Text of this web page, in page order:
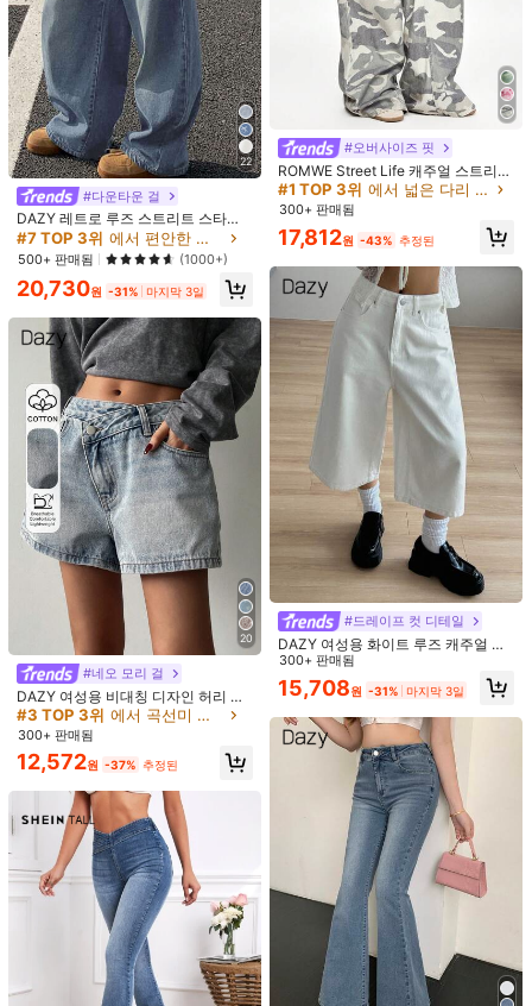
S***C 색: 라이트 워시 / 사이즈: 30
Iloved .Super recomended
도움이 됨
k***5 색: 라이트 워시 / 사이즈: 27
Materialsoftnnosmellandsize largeforme . Maybeis the
cuttingIguess.Beautifulpants
👖👍👍👍👍👍👍👍👍👍👍👍👍👍
👍👍👍👍👍👍👍👍👍👍👍👍👍👍
도움이 됨
신장 :175.0 가슴 둘레 : 88.0 허리 둘레 : 62.0 엉덩이 둘레 :91.0
제품 세부 정보
소재:
데님
구성:
60% 면, 25% 폴리에스터, 15% 비스코스
원단의 탄력성:
논 스트레치
더 보기
Breezaya
4.86 617K 팔로워
4.86
617K 팔로워
j***2
하루 전에지불됨
a***y
10분 전에
4.86 617K 팔로워
4.86 617K 팔로워
4.86 617K 팔로워
4.86 617K 팔로워
최근 9.6M개 판매됨 4.7M 재구매 팔로워 급증 18%
이 상점은 「부티크 트렌디」 로 선정되었습니다
팔로잉 모든 항목
4,930 원 원 21,990
마음에 드실 거예요.
22
#다운타운 걸
DAZY 레트로 루즈 스트리트 스타일
워싱 표백 와이드 레그 여성용 배기 청
바지 스쿨
#7 TOP 3위 에서 편안한 여성 데님
500+ 판매됨 (1000+)
20,730원 -31% 마지막 3일
20
#네오 모리 걸
DAZY 여성용 비대칭 디자인 허리 데
님 반바지 Y2k
#3 TOP 3위 에서 곡선미 여성 데님
300+ 판매됨
12,572원 -37% 추정된
#오버사이즈 핏
ROMWE Street Life 캐주얼 스트리트
스타일 커프스 허리 디자인 루즈 와이
드 레그 카모플라주 청바지
#1 TOP 3위 에서 넓은 다리 데님 팬츠
300+ 판매됨
17,812원 -43% 추정된
#드레이프 컷 디테일
DAZY 여성용 화이트 루즈 캐주얼 스
트레이트 레그 크롭 진 쇼츠
300+ 판매됨
15,708원 -31% 마지막 3일